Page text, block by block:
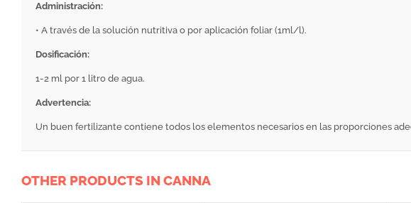
Administración:
• A través de la solución nutritiva o por aplicación foliar (1ml/l).
Dosificación:
1-2 ml por 1 litro de agua.
Advertencia:
Un buen fertilizante contiene todos los elementos necesarios en las proporciones
OTHER PRODUCTS IN CANNA